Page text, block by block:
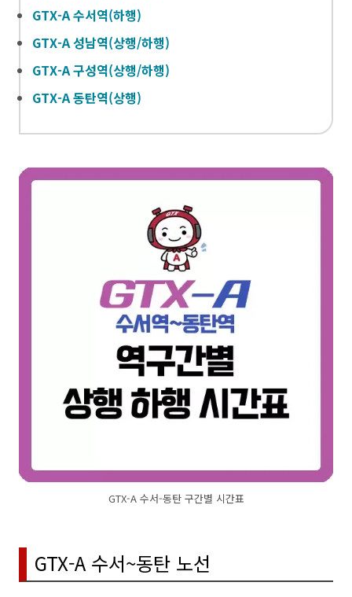
GTX-A 수서역(하행)
GTX-A 성남역(상행/하행)
GTX-A 구성역(상행/하행)
GTX-A 동탄역(상행)
GTX-A 수서-동탄 구간별 시간표
GTX-A 수서~동탄 노선